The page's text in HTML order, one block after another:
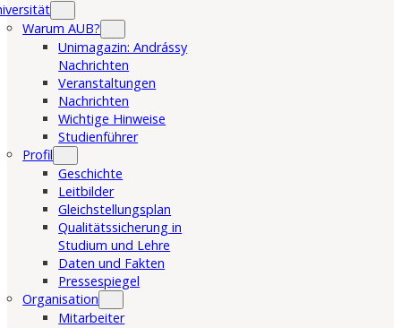
Warum AUB?
Unimagazin: Andrássy
Nachrichten
Veranstaltungen
Nachrichten
Wichtige Hinweise
Studienführer
Profil
Geschichte
Leitbilder
Gleichstellungsplan
Qualitätssicherung in
Studium und Lehre
Daten und Fakten
Pressespiegel
Organisation
Mitarbeiter